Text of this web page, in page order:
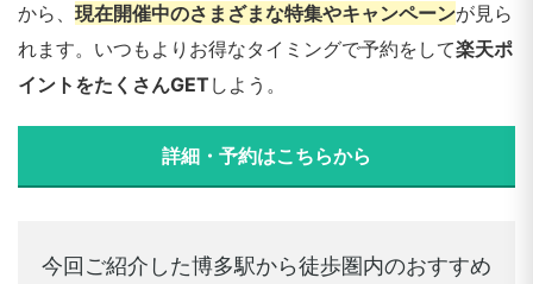
から、 現在開催中のさまざまな特集やキャンペーンが見ら
れます。いつもよりお得なタイミングで予約をして楽天ポ
イントをたくさんGET しよう。
詳細・予約はこちらから
今回ご紹介した博多駅から徒歩圏内のおすすめ